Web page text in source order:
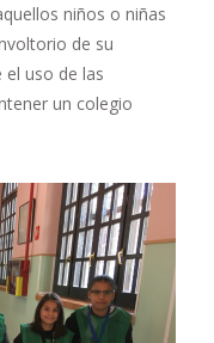
niños o niñas
de su
el uso de las
un colegio